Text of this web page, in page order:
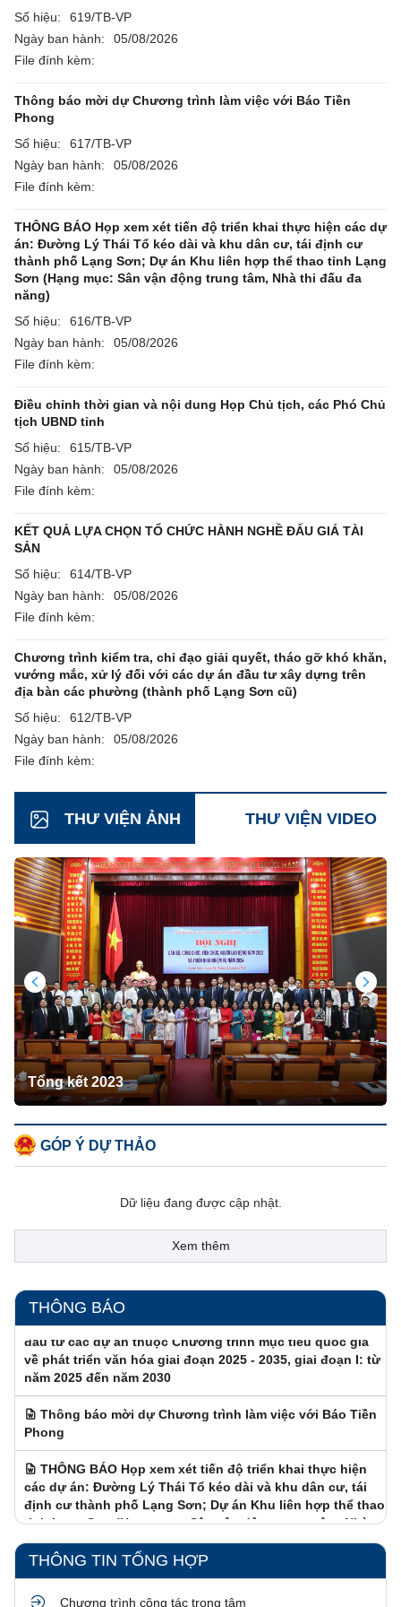
Số hiệu:
619/TB-VP
Ngày ban hành:
05/08/2026
File đính kèm:
Thông báo mời dự Chương trình làm việc với Báo Tiền
Phong
Số hiệu:
617/TB-VP
Ngày ban hành:
05/08/2026
File đính kèm:
THÔNG BÁO Họp xem xét tiến độ triển khai thực hiện các dự
án: Đường Lý Thái Tổ kéo dài và khu dân cư, tái định cư
thành phố Lạng Sơn; Dự án Khu liên hợp thể thao tỉnh Lạng
Sơn (Hạng mục: Sân vận động trung tâm, Nhà thi đấu đa
năng)
Số hiệu:
616/TB-VP
Ngày ban hành:
05/08/2026
File đính kèm:
Điều chỉnh thời gian và nội dung Họp Chủ tịch, các Phó Chủ
tịch UBND tỉnh
Số hiệu:
615/TB-VP
Ngày ban hành:
05/08/2026
File đính kèm:
KẾT QUẢ LỰA CHỌN TỔ CHỨC HÀNH NGHỀ ĐẤU GIÁ TÀI
SẢN
Số hiệu:
614/TB-VP
Ngày ban hành:
05/08/2026
File đính kèm:
Chương trình kiểm tra, chỉ đạo giải quyết, tháo gỡ khó khăn,
vướng mắc, xử lý đối với các dự án đầu tư xây dựng trên
địa bàn các phường (thành phố Lạng Sơn cũ)
Số hiệu:
612/TB-VP
Ngày ban hành:
05/08/2026
File đính kèm:
THƯ VIỆN ẢNH THƯ VIỆN VIDEO
Tổng kết 2023
GÓP Ý DỰ THẢO
Dữ liệu đang được cập nhật.
Xem thêm
THÔNG BÁO
THÔNG BÁO Về việc hoãn họp xem xét tiến độ chuẩn bị
đầu tư các dự án thuộc Chương trình mục tiêu quốc gia
về phát triển văn hóa giai đoạn 2025 - 2035, giai đoạn I: từ
năm 2025 đến năm 2030
Thông báo mời dự Chương trình làm việc với Báo Tiền
Phong
THÔNG BÁO Họp xem xét tiến độ triển khai thực hiện
các dự án: Đường Lý Thái Tổ kéo dài và khu dân cư, tái
định cư thành phố Lạng Sơn; Dự án Khu liên hợp thể thao
tỉnh Lạng Sơn (Hạng mục: Sân vận động trung tâm, Nhà
thi đấu đa năng)
Điều chỉnh thời gian và nội dung Họp Chủ tịch, các Phó
Chủ tịch UBND tỉnh
KẾT QUẢ LỰA CHỌN TỔ CHỨC HÀNH NGHỀ ĐẤU GIÁ
THÔNG TIN TỔNG HỢP
Chương trình công tác trọng tâm